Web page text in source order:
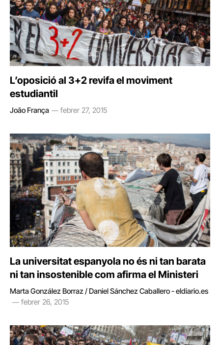
L’oposició al 3+2 revifa el moviment
estudiantil
João França febrer 27, 2015
La universitat espanyola no és ni tan barata
ni tan insostenible com afirma el Ministeri
Marta González Borraz / Daniel Sánchez Caballero - eldiario.es
febrer 26, 2015